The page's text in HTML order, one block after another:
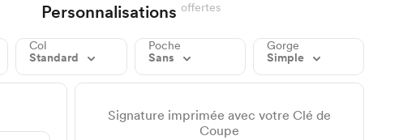
Personnalisations offertes
Col
Standard
Poche
Sans
Gorge
Simple
Signature imprimée avec votre Clé de
Coupe